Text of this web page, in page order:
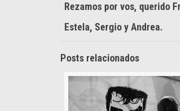
Rezamos por vos, querido
Estela, Sergio y Andrea.
Posts relacionados